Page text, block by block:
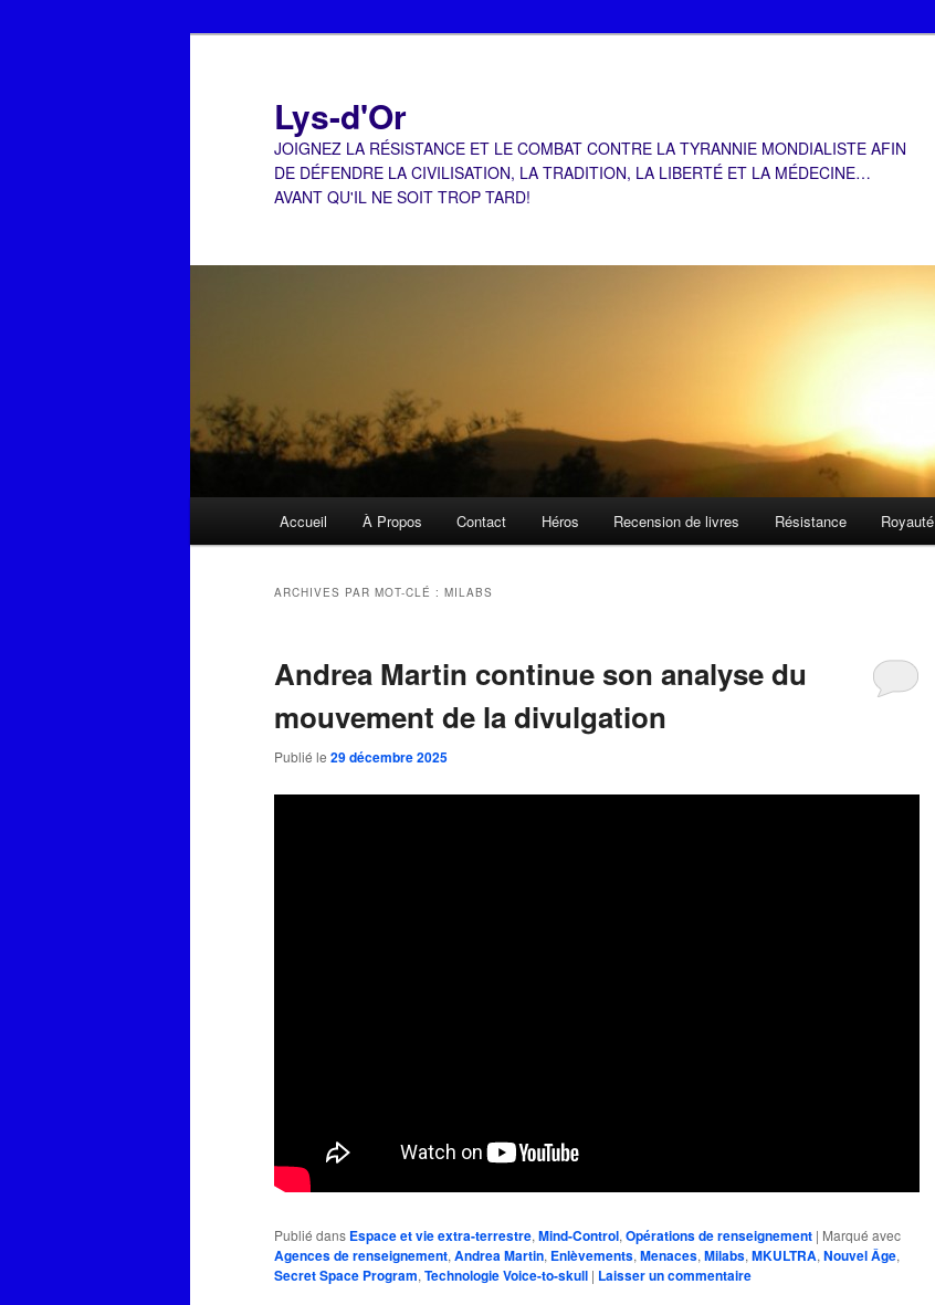
Lys-d'Or
JOIGNEZ LA RÉSISTANCE ET LE COMBAT CONTRE LA TYRANNIE MONDIALISTE AFIN
DE DÉFENDRE LA CIVILISATION, LA TRADITION, LA LIBERTÉ ET LA MÉDECINE…
AVANT QU'IL NE SOIT TROP TARD!
Accueil À Propos Contact Héros Recension de livres Résistance Royauté
ARCHIVES PAR MOT-CLÉ : MILABS
Andrea Martin continue son analyse du
mouvement de la divulgation
Publié le 29 décembre 2025
Publié dans Espace et vie extra-terrestre, Mind-Control, Opérations de renseignement | Marqué avec
Agences de renseignement, Andrea Martin, Enlèvements, Menaces, Milabs, MKULTRA, Nouvel Âge,
Secret Space Program, Technologie Voice-to-skull | Laisser un commentaire